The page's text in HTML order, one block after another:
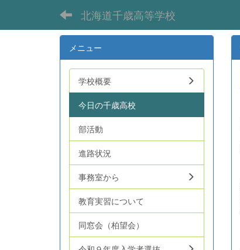
北海道千歳高等学校
メニュー
学校概要
今日の千歳高校
部活動
進路状況
事務室から
教育実習について
同窓会（柏望会）